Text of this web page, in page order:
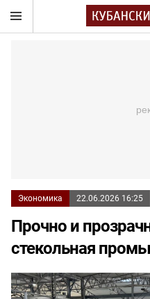
Экономика 22.06.2026 16:25
Прочно и
стекольная